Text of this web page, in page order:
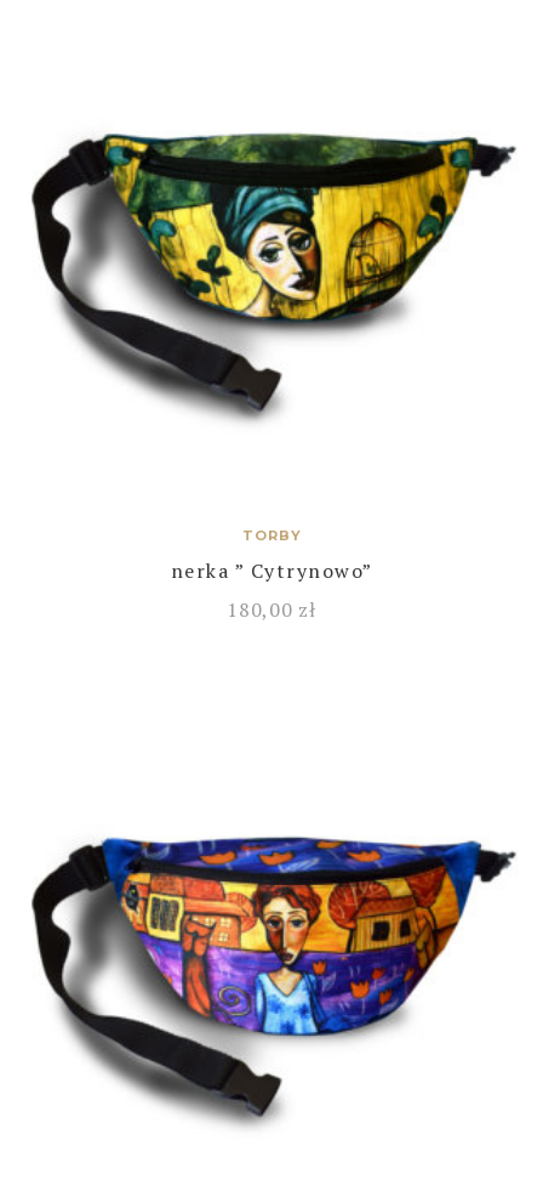
TORBY
nerka ” Cytrynowo”
180,00 zł